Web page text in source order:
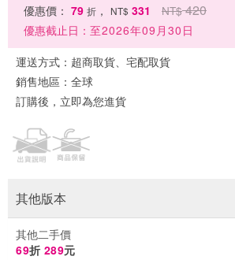
優惠價： 79 折 ， NT$ 331 NT$ 420
優惠截止日： 至2026年09月30日
運送方式： 超商取貨、宅配取貨
銷售地區： 全球
訂購後，立即為您進貨
其他版本
其他二手價
69折 289元